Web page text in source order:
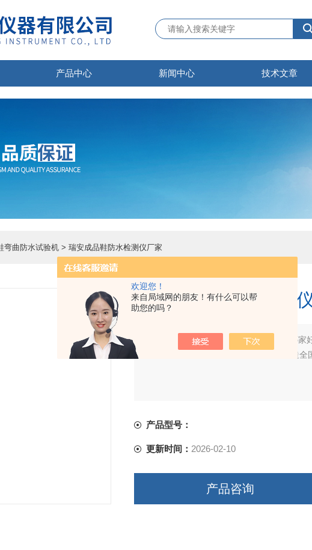
欢迎您！
来自局域网的朋友！有什么可以帮
助您的吗？
产品中心 新闻中心 技术文章
弯曲防水试验机 > 瑞安成品鞋防水检测仪厂家
瑞安成品鞋防水检测
瑞安成品鞋防水检测仪厂家哪
类，鞋材类生产厂家,诚信经营,*!精心打造全
产品型号：
更新时间： 2026-02-10
产品咨询